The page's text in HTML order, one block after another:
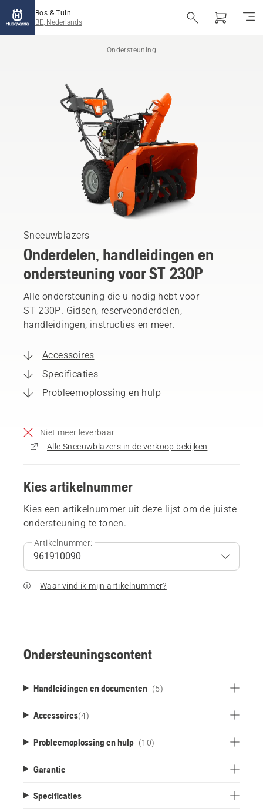
Bos & Tuin
BE, Nederlands
Ondersteuning
Sneeuwblazers
Onderdelen, handleidingen en
ondersteuning voor ST 230P
Alle ondersteuning die u nodig hebt voor
ST 230P. Gidsen, reserveonderdelen,
handleidingen, instructies en meer.
Accessoires
Specificaties
Probleemoplossing en hulp
Niet meer leverbaar
Alle Sneeuwblazers in de verkoop bekijken
Kies artikelnummer
Kies een artikelnummer uit deze lijst om de juiste
ondersteuning te tonen.
Artikelnummer:
Waar vind ik mijn artikelnummer?
Ondersteuningscontent
Handleidingen en documenten (5)
Accessoires(4)
Probleemoplossing en hulp (10)
Garantie
Specificaties